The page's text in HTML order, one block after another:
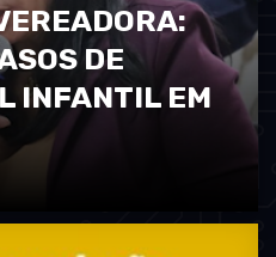
DE
INFANTIL EM